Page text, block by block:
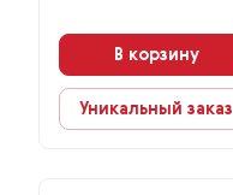
В корзину
Уникальный заказ